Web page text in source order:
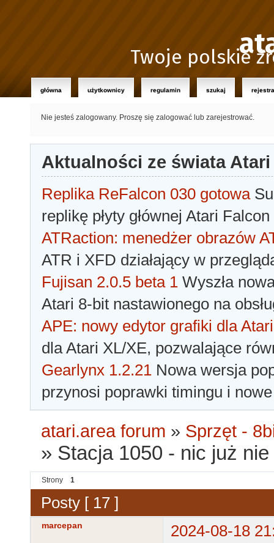
Twoje polskie
główna użytkownicy regulamin szukaj
Nie jesteś zalogowany. Proszę się zalogować lub zarejestrować.
Aktualności ze świata Atari
Replika ReFalcon 030 gotowa
replikę płyty głównej Atari
ATRaction: menedżer obrazów
ATR i XFD działający w
Fujisan 2.0.5 beta 1 Wyszła
Atari 8-bit nastawionego na
APE: nowy edytor grafiki dla Atari
dla Atari XL/XE, pozwalające
Gearlynx 1.2.21 Nowa wersja
przynosi poprawki timingu i
atari.area forum » Sprzęt -
» Stacja 1050 - nic już
Strony 1
Posty [ 17 ]
marcepan
2024-08-18